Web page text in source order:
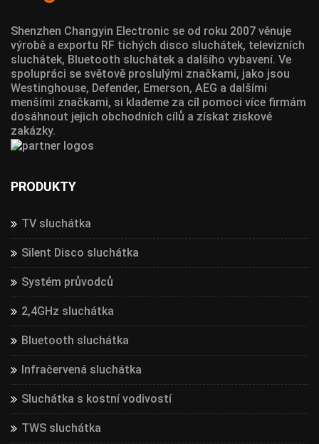
Shenzhen Changyin Electronic se od roku 2007 věnuje
výrobě a exportu RF tichých disco sluchátek, televizních
sluchátek, Bluetooth sluchátek a dalšího vybavení. Ve
spolupráci se světově proslulými značkami, jako jsou
Westinghouse, Defender, Emerson, AEG a dalšími
menšími značkami, si klademe za cíl pomoci více firmám
dosáhnout jejich obchodních cílů a získat ziskové
zakázky.
PRODUKTY
TV sluchátka
Silent Disco sluchátka
Systém průvodců
2,4GHz sluchátka
Bluetooth sluchátka
Infračervená sluchátka
Sluchátka s kostní vodivostí
TWS sluchátka